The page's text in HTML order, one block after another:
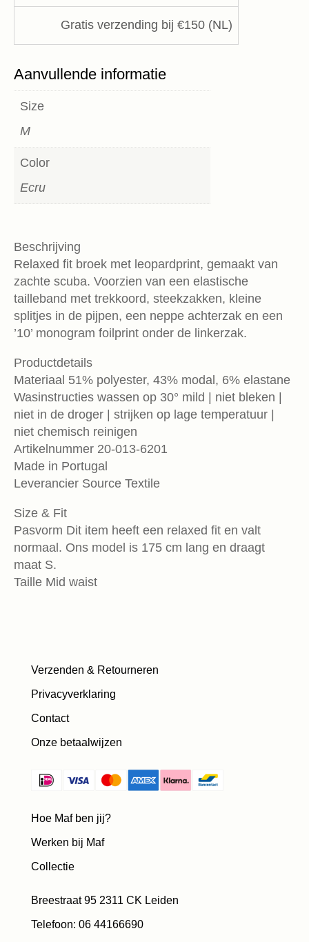
Gratis verzending bij €150 (NL)
Aanvullende informatie
Size
M
Color
Ecru
Beschrijving
Relaxed fit broek met leopardprint, gemaakt van
zachte scuba. Voorzien van een elastische
tailleband met trekkoord, steekzakken, kleine
splitjes in de pijpen, een neppe achterzak en een
’10’ monogram foilprint onder de linkerzak.
Productdetails
Materiaal 51% polyester, 43% modal, 6% elastane
Wasinstructies wassen op 30° mild | niet bleken |
niet in de droger | strijken op lage temperatuur |
niet chemisch reinigen
Artikelnummer 20-013-6201
Made in Portugal
Leverancier Source Textile
Size & Fit
Pasvorm Dit item heeft een relaxed fit en valt
normaal. Ons model is 175 cm lang en draagt
maat S.
Taille Mid waist
Verzenden & Retourneren
Privacyverklaring
Contact
Onze betaalwijzen
Hoe Maf ben jij?
Werken bij Maf
Collectie
Breestraat 95 2311 CK Leiden
Telefoon: 06 44166690